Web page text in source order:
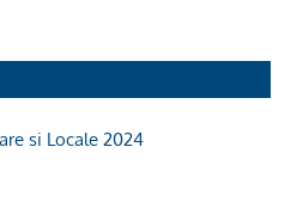
si Locale 2024